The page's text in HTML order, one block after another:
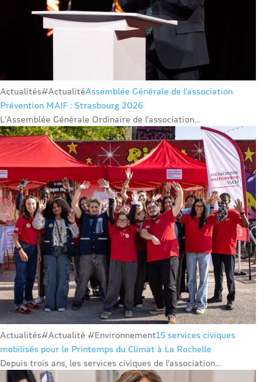
Actualités#ActualitéAssemblée Générale de l’association
Prévention MAIF : Strasbourg 2026
L’Assemblée Générale Ordinaire de l’association...
Actualités#Actualité #Environnement15 services civiques
mobilisés pour le Printemps du Climat à La Rochelle
Depuis trois ans, les services civiques de l’association...